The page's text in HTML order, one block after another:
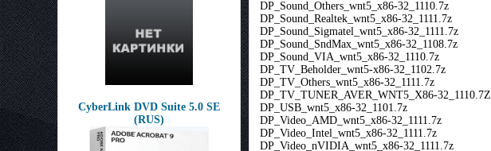
CyberLink DVD Suite 5.0 SE
(RUS)
DP_Sound_Others_wnt5_x86-32_1110.7z
DP_Sound_Realtek_wnt5_x86-32_1111.7z
DP_Sound_Sigmatel_wnt5_x86-32_1111.7z
DP_Sound_SndMax_wnt5_x86-32_1108.7z
DP_Sound_VIA_wnt5_x86-32_1110.7z
DP_TV_Beholder_wnt5-x86-32_1102.7z
DP_TV_Others_wnt5_x86-32_1111.7z
DP_TV_TUNER_AVER_WNT5_X86-32_1110.7Z
DP_USB_wnt5_x86-32_1101.7z
DP_Video_AMD_wnt5_x86-32_1111.7z
DP_Video_Intel_wnt5_x86-32_1111.7z
DP_Video_nVIDIA_wnt5_x86-32_1111.7z